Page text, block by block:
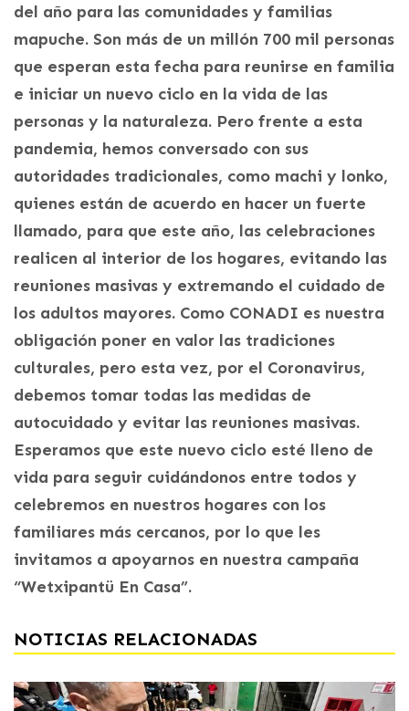
del año para las comunidades y familias
mapuche. Son más de un millón 700 mil personas
que esperan esta fecha para reunirse en familia
e iniciar un nuevo ciclo en la vida de las
personas y la naturaleza. Pero frente a esta
pandemia, hemos conversado con sus
autoridades tradicionales, como machi y lonko,
quienes están de acuerdo en hacer un fuerte
llamado, para que este año, las celebraciones
realicen al interior de los hogares, evitando las
reuniones masivas y extremando el cuidado de
los adultos mayores. Como CONADI es nuestra
obligación poner en valor las tradiciones
culturales, pero esta vez, por el Coronavirus,
debemos tomar todas las medidas de
autocuidado y evitar las reuniones masivas.
Esperamos que este nuevo ciclo esté lleno de
vida para seguir cuidándonos entre todos y
celebremos en nuestros hogares con los
familiares más cercanos, por lo que les
invitamos a apoyarnos en nuestra campaña
“Wetxipantü En Casa”.
NOTICIAS RELACIONADAS